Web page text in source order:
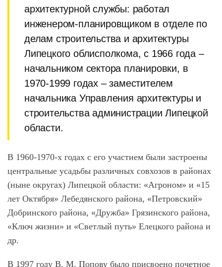
архитектурной службы: работал
инженером-планировщиком в отделе по
делам строительства и архитектуры
Липецкого облисполкома, с 1966 года –
начальником сектора планировки, в
1970-1999 годах – заместителем
начальника Управления архитектуры и
строительства администрации Липецкой
области.
В 1960-1970-х годах с его участием были застроены
центральные усадьбы различных совхозов в районах
(ныне округах) Липецкой области: «Агроном» и «15
лет Октября» Лебедянского района, «Петровский»
Добринского района, «Дружба» Грязинского района,
«Ключ жизни» и «Светлый путь» Елецкого района и
др.
В 1997 году В. М. Попову было присвоено почетное